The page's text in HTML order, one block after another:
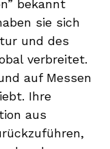
bekannt
sie sich
und des
verbreitet.
auf Messen
Ihre
aus